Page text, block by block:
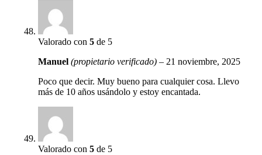
Valorado con5 de 5
Manuel(propietario verificado) – 21 noviembre, 2025
Poco que decir. Muy bueno para cualquier cosa. Llevo
más de 10 años usándolo y estoy encantada.
Valorado con5 de 5